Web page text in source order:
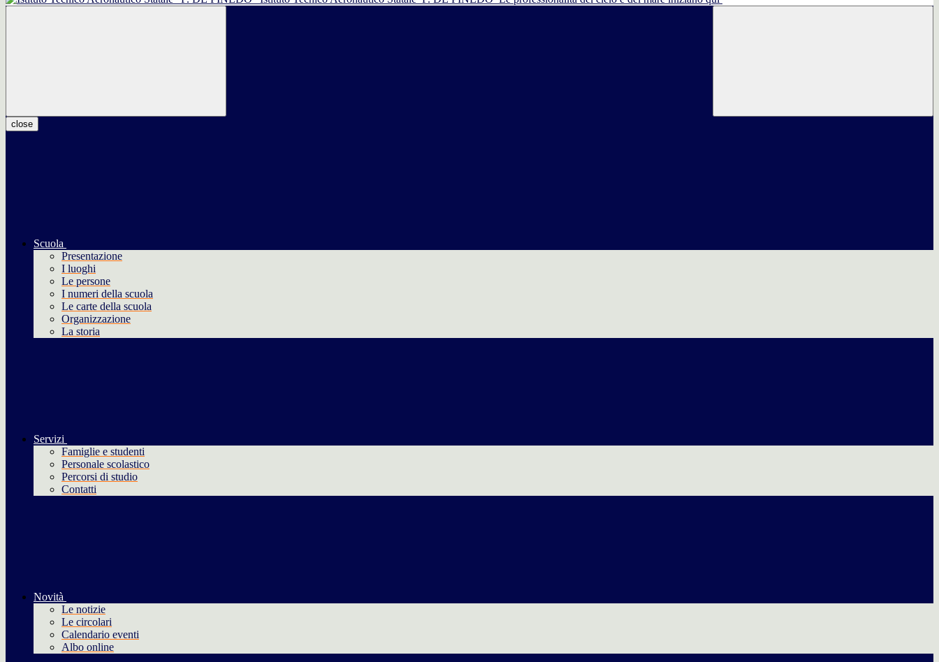
close
Scuola
Presentazione
I luoghi
Le persone
I numeri della scuola
Le carte della scuola
Organizzazione
La storia
Servizi
Famiglie e studenti
Personale scolastico
Percorsi di studio
Contatti
Novità
Le notizie
Le circolari
Calendario eventi
Albo online